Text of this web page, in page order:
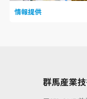
情報提供
群馬産業